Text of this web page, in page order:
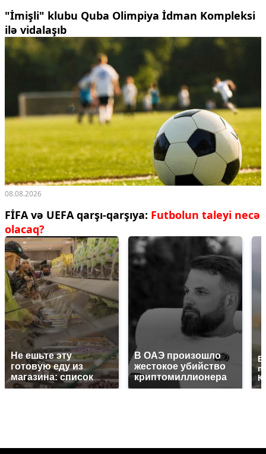
"İmişli" klubu Quba Olimpiya İdman Kompleksi
ilə vidalaşıb
08.08.2026
FİFA və UEFA qarşı-qarşıya: Futbolun taleyi necə
olacaq?
Не ешьте эту
готовую еду из
магазина: список
В ОАЭ произошло
жестокое убийство
криптомиллионера